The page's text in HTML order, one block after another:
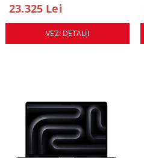
23.325 Lei
VEZI DETALII